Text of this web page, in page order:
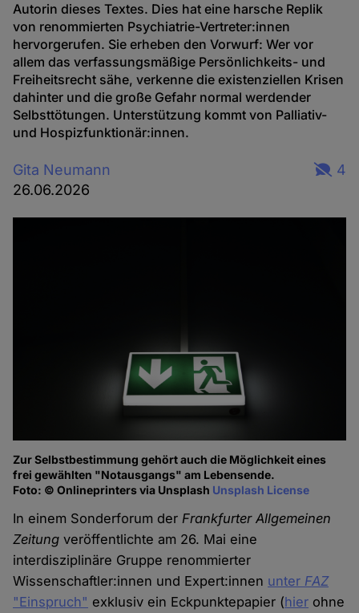
Autorin dieses Textes. Dies hat eine harsche Replik
von renommierten Psychiatrie-Vertreter:innen
hervorgerufen. Sie erheben den Vorwurf: Wer vor
allem das verfassungsmäßige Persönlichkeits- und
Freiheitsrecht sähe, verkenne die existenziellen Krisen
dahinter und die große Gefahr normal werdender
Selbsttötungen. Unterstützung kommt von Palliativ-
und Hospizfunktionär:innen.
Gita Neumann
26.06.2026
4
Zur Selbstbestimmung gehört auch die Möglichkeit eines
frei gewählten "Notausgangs" am Lebensende.
Foto: © Onlineprinters via Unsplash Unsplash License
In einem Sonderforum der Frankfurter Allgemeinen
Zeitung veröffentlichte am 26. Mai eine
interdisziplinäre Gruppe renommierter
Wissenschaftler:innen und Expert:innen unter FAZ
"Einspruch" exklusiv ein Eckpunktepapier (hier ohne